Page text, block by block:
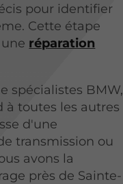
pour identifier
Cette étape
réparation
spécialistes BMW,
à toutes les autres
d'une
transmission ou
avons la
près de Sainte-